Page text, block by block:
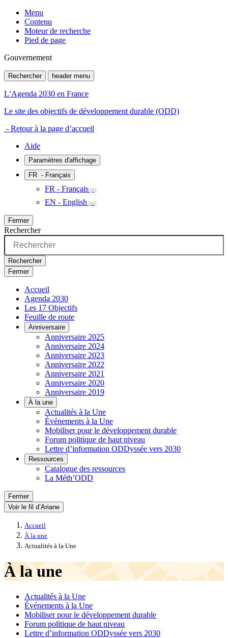
Menu
Contenu
Moteur de recherche
Pied de page
Gouvernement
Rechercher header menu
L’Agenda 2030 en France
Le site des objectifs de développement durable (ODD)
- Retour à la page d’accueil
Aide
Paramètres d'affichage
FR - Français
FR - Français
EN - English
Fermer
Rechercher
Rechercher
Fermer
Accueil
Agenda 2030
Les 17 Objectifs
Feuille de route
Anniversaire
Anniversaire 2025
Anniversaire 2024
Anniversaire 2023
Anniversaire 2022
Anniversaire 2021
Anniversaire 2020
Anniversaire 2019
À la une
Actualités à la Une
Événements à la Une
Mobiliser pour le développement durable
Forum politique de haut niveau
Lettre d’information ODDyssée vers 2030
Ressources
Catalogue des ressources
La Méth’ODD
Fermer
Voir le fil d’Ariane
Accueil
À la une
Actualités à la Une
À la une
Actualités à la Une
Événements à la Une
Mobiliser pour le développement durable
Forum politique de haut niveau
Lettre d’information ODDyssée vers 2030